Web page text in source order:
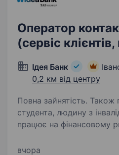
Оператор
(сервіс клієнтів,
Ідея Банк
0,2 км від центру
Повна зайнятість. Також
студента, людину з інвалідністю.
працює на фінансовому
як надійний фінансовий
вчора